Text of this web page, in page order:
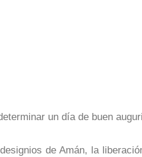
un día de buen
de Amán, la